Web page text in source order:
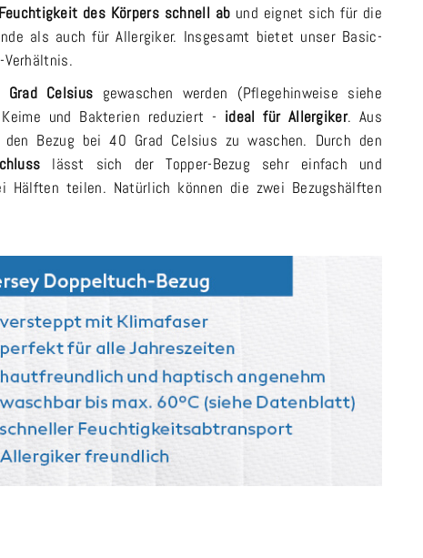
des Körpers schnell ab und eignet sich für die
als auch für Allergiker. Insgesamt bietet unser Basic-
Verhältnis.
Celsius gewaschen werden (Pflegehinweise siehe
und Bakterien reduziert - ideal für Allergiker. Aus
Bezug bei 40 Grad Celsius zu waschen. Durch den
lässt sich der Topper-Bezug sehr einfach und
Hälften teilen. Natürlich können die zwei Bezugshälften